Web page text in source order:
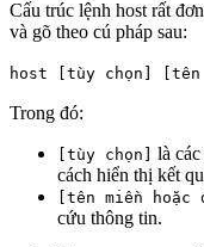
Cấu trúc lệnh host rất
và gõ theo cú pháp sau:
host [tùy chọn] [tên
Trong đó:
[tùy chọn]
là
cách hiển thị kết
[tên miền
cứu thông tin.